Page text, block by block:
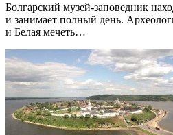
Болгарский музей-заповедник
и занимает полный день.
и Белая мечеть…